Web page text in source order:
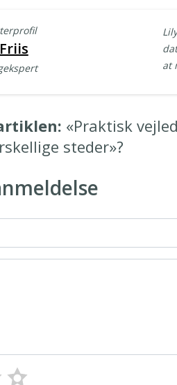
at
«Praktisk
steder»?